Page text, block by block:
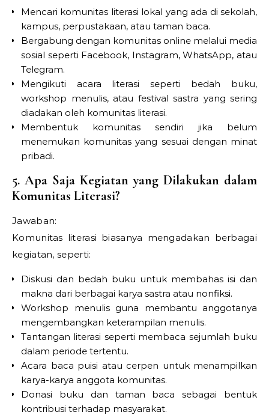
Mencari komunitas literasi lokal yang ada di sekolah,
kampus, perpustakaan, atau taman baca.
Bergabung dengan komunitas online melalui media
sosial seperti Facebook, Instagram, WhatsApp, atau
Telegram.
Mengikuti acara literasi seperti bedah buku,
workshop menulis, atau festival sastra yang sering
diadakan oleh komunitas literasi.
Membentuk komunitas sendiri jika belum
menemukan komunitas yang sesuai dengan minat
pribadi.
5. Apa Saja Kegiatan yang Dilakukan dalam
Komunitas Literasi?
Jawaban:
Komunitas literasi biasanya mengadakan berbagai
kegiatan, seperti:
Diskusi dan bedah buku untuk membahas isi dan
makna dari berbagai karya sastra atau nonfiksi.
Workshop menulis guna membantu anggotanya
mengembangkan keterampilan menulis.
Tantangan literasi seperti membaca sejumlah buku
dalam periode tertentu.
Acara baca puisi atau cerpen untuk menampilkan
karya-karya anggota komunitas.
Donasi buku dan taman baca sebagai bentuk
kontribusi terhadap masyarakat.